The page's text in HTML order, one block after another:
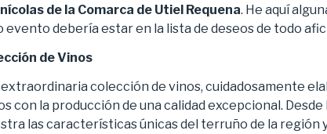
de la Comarca de Utiel Requena. He aquí
debería estar en la lista de deseos de todo
de Vinos
extraordinaria colección de vinos, cuidadosamente
con la producción de una calidad excepcional.
las características únicas del terruño de la región